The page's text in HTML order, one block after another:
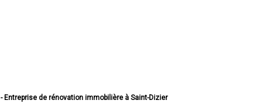
- Entreprise de rénovation immobilière à Saint-Dizier